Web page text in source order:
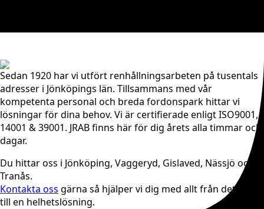
Sedan 1920 har vi utfört renhållningsarbeten på tusentals
adresser i Jönköpings län. Tillsammans med vår
kompetenta personal och breda fordonspark hittar vi
lösningar för dina behov. Vi är certifierade enligt ISO9001,
14001 & 39001. JRAB finns här för dig årets alla timmar och
dagar.
Du hittar oss i Jönköping, Vaggeryd, Gislaved, Nässjö och
Tranås.
Kontakta oss gärna så hjälper vi dig med allt från det lilla
till en helhetslösning.